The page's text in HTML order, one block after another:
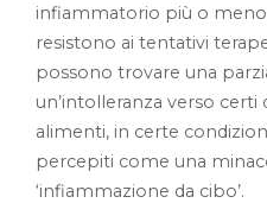
infiammatorio più o
resistono ai tentativi
possono trovare una
un’intolleranza verso certi
alimenti, in certe
percepiti come una
‘infiammazione da cibo’.